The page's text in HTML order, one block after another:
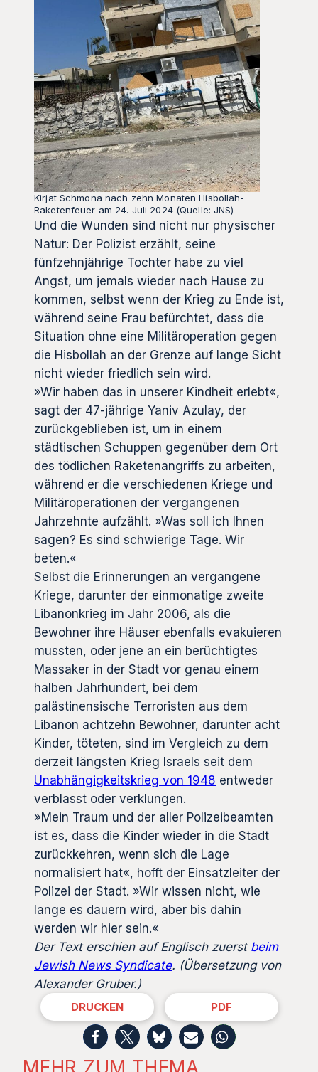
Kirjat Schmona nach zehn Monaten Hisbollah-
Raketenfeuer am 24. Juli 2024 (Quelle: JNS)
Und die Wunden sind nicht nur physischer
Natur: Der Polizist erzählt, seine
fünfzehnjährige Tochter habe zu viel
Angst, um jemals wieder nach Hause zu
kommen, selbst wenn der Krieg zu Ende ist,
während seine Frau befürchtet, dass die
Situation ohne eine Militäroperation gegen
die Hisbollah an der Grenze auf lange Sicht
nicht wieder friedlich sein wird.
»Wir haben das in unserer Kindheit erlebt«,
sagt der 47-jährige Yaniv Azulay, der
zurückgeblieben ist, um in einem
städtischen Schuppen gegenüber dem Ort
des tödlichen Raketenangriffs zu arbeiten,
während er die verschiedenen Kriege und
Militäroperationen der vergangenen
Jahrzehnte aufzählt. »Was soll ich Ihnen
sagen? Es sind schwierige Tage. Wir
beten.«
Selbst die Erinnerungen an vergangene
Kriege, darunter der einmonatige zweite
Libanonkrieg im Jahr 2006, als die
Bewohner ihre Häuser ebenfalls evakuieren
mussten, oder jene an ein berüchtigtes
Massaker in der Stadt vor genau einem
halben Jahrhundert, bei dem
palästinensische Terroristen aus dem
Libanon achtzehn Bewohner, darunter acht
Kinder, töteten, sind im Vergleich zu dem
derzeit längsten Krieg Israels seit dem
Unabhängigkeitskrieg von 1948 entweder
verblasst oder verklungen.
»Mein Traum und der aller Polizeibeamten
ist es, dass die Kinder wieder in die Stadt
zurückkehren, wenn sich die Lage
normalisiert hat«, hofft der Einsatzleiter der
Polizei der Stadt. »Wir wissen nicht, wie
lange es dauern wird, aber bis dahin
werden wir hier sein.«
Der Text erschien auf Englisch zuerst beim
Jewish News Syndicate. (Übersetzung von
Alexander Gruber.)
DRUCKEN PDF
MEHR ZUM THEMA